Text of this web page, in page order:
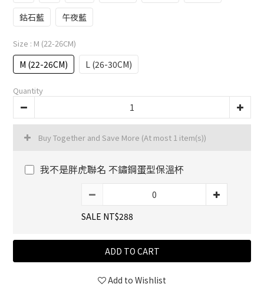
鈷石藍
午夜藍
Size : M (22-26CM)
M (22-26CM) L (26-30CM)
Quantity
Buy Together and Save More (At most 1 item(s))
我不是胖虎聯名 不鏽鋼蛋型保溫杯
SALE NT$288
ADD TO CART
Add to Wishlist